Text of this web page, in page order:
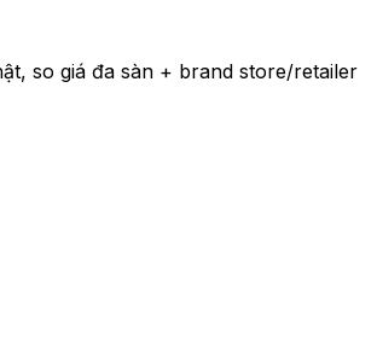
so giá đa sàn + brand store/retailer